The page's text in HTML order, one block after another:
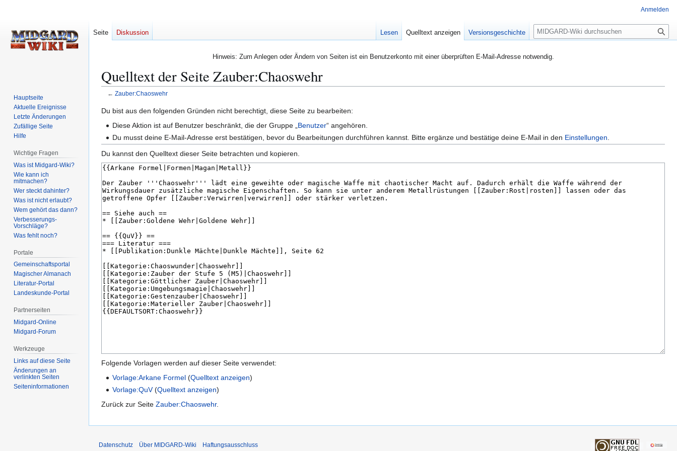
Hinweis: Zum Anlegen oder Ändern von Seiten ist ein Benutzerkonto mit einer überprüften E-Mail-Adresse notwendig.
Quelltext der Seite Zauber:Chaoswehr
← Zauber:Chaoswehr
Zur
Navigation
Zur
Suche
Du bist aus den folgenden Gründen nicht berechtigt, diese Seite zu bearbeiten:
Diese Aktion ist auf Benutzer beschränkt, die der Gruppe „Benutzer“ angehören.
Du musst deine E-Mail-Adresse erst bestätigen, bevor du Bearbeitungen durchführen kannst. Bitte ergänze und bestätige deine E-Mail in den Einstellungen
Du kannst den Quelltext dieser Seite betrachten und kopieren.
Folgende Vorlagen werden auf dieser Seite verwendet:
Vorlage:Arkane Formel (Quelltext anzeigen)
Vorlage:QuV(Quelltext anzeigen)
Zurück zur Seite Zauber:Chaoswehr.
Anmelden
Seite Diskussion Lesen Quelltext anzeigen Versionsgeschichte
S
u
h
Hauptseite
Aktuelle Ereignisse
Letzte Änderungen
Zufällige Seite
Hilfe
Wichtige Fragen
Was ist Midgard-Wiki?
Wie kann ich
mitmachen?
Wer steckt dahinter?
Was ist nicht erlaubt?
Wem gehört das dann?
Verbesserungs-
Vorschläge?
Was fehlt noch?
Portale
Gemeinschafts­portal
Magischer Almanach
Literatur-Portal
Landeskunde-Portal
Partnerseiten
Midgard-Online
Midgard-Forum
Werkzeuge
Links auf diese Seite
Änderungen an
verlinkten Seiten
Seiten­­informationen
Datenschutz Über MIDGARD-Wiki Haftungsausschluss